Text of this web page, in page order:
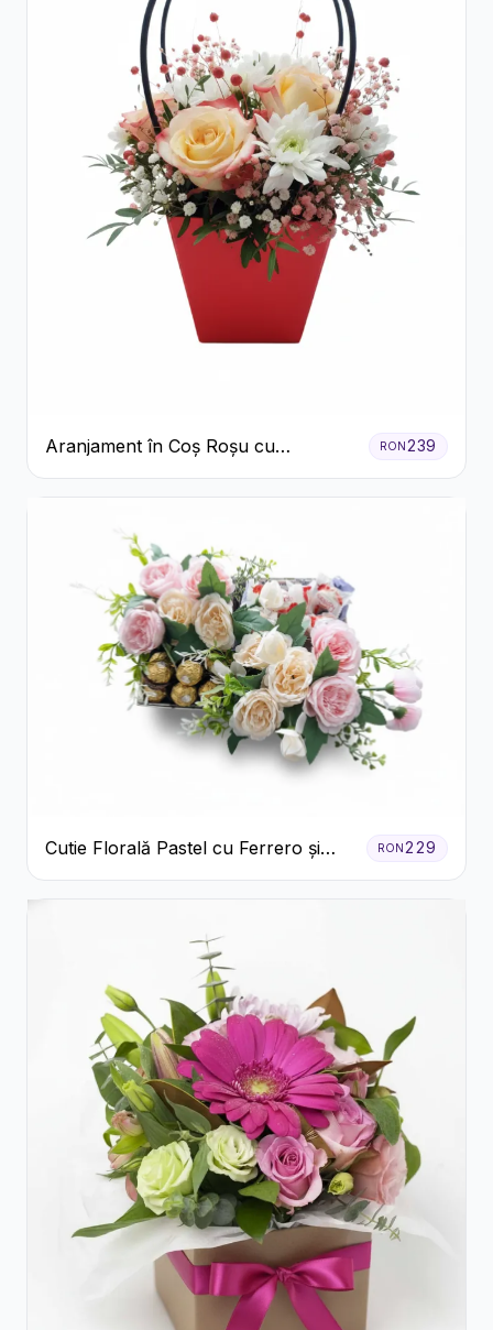
Aranjament în Coș Roșu cu
Trandafiri și Crizanteme Albe
RON239
Cutie Florală Pastel cu Ferrero și
Raffaello
RON229